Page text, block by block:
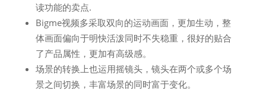
读功能的卖点.
Bigme视频多采取双向的运动画面，更加生动，整
体画面偏向于明快活泼同时不失稳重，很好的贴合
了产品属性，更加有高级感。
场景的转换上也运用摇镜头，镜头在两个或多个场
景之间切换，丰富场景的同时富于变化。